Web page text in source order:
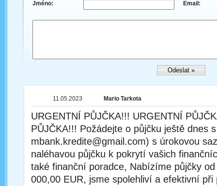
Jméno: Email:
11.05.2023 Mario Tarkota
URGENTNÍ PŮJČKA!!! URGENTNÍ
PŮJČKA!!! Požádejte o půjčku ještě dnes
mbank.kredite@gmail.com) s úrokovou
naléhavou půjčku k pokrytí vašich
také finanční poradce, Nabízíme půjčky
000,00 EUR, jsme spolehliví a efektivní